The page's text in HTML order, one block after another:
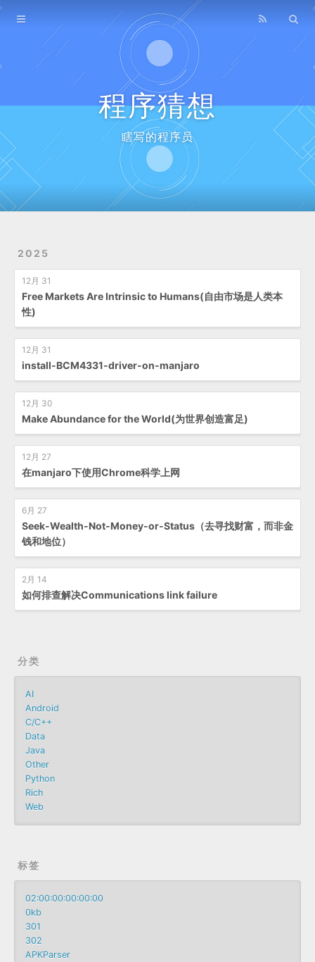
程序猜想
瞎写的程序员
2025
12月 31
Free Markets Are Intrinsic to Humans(自由市场是人类本
性)
12月 31
install-BCM4331-driver-on-manjaro
12月 30
Make Abundance for the World(为世界创造富足)
12月 27
在manjaro下使用Chrome科学上网
6月 27
Seek-Wealth-Not-Money-or-Status（去寻找财富，而非金
钱和地位）
2月 14
如何排查解决Communications link failure
分类
AI
Android
C/C++
Data
Java
Other
Python
Rich
Web
标签
02:00:00:00:00:00
0kb
301
302
APKParser
Home